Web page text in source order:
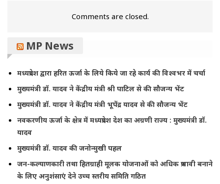
Comments are closed.
MP News
मध्यप्रदेश द्वारा हरित ऊर्जा के लिये किये जा रहे कार्य की विश्वभर में चर्चा
मुख्यमंत्री डॉ. यादव ने केंद्रीय मंत्री श्री पाटिल से की सौजन्य भेंट
मुख्यमंत्री डॉ. यादव ने केंद्रीय मंत्री भूपेंद्र यादव से की सौजन्य भेंट
नवकरणीय ऊर्जा के क्षेत्र में मध्यप्रदेश देश का अग्रणी राज्य : मुख्यमंत्री डॉ.
यादव
मुख्यमंत्री डॉ. यादव की जनोन्मुखी पहल
जन-कल्याणकारी तथा हितग्राही मूलक योजनाओं को अधिक प्रभावी बनाने
के लिए अनुशंसाएं देने उच्च स्तरीय समिति गठित